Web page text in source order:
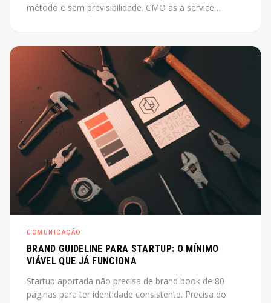
método e sem previsibilidade. CMO as a service
quanto custa na prática.
COMUNICAÇÃO
BRAND GUIDELINE PARA STARTUP: O MÍNIMO
VIÁVEL QUE JÁ FUNCIONA
Startup aportada não precisa de brand book de 80
páginas para ter identidade consistente. Precisa do